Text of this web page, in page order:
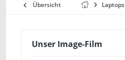
Übersicht Laptops
Unser Image-Film